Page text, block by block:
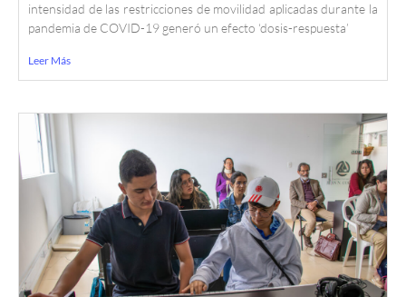
intensidad de las restricciones de movilidad aplicadas durante la
pandemia de COVID-19 generó un efecto ‘dosis-respuesta’
Leer Más